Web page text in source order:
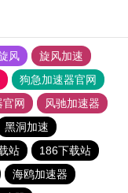
风
旋风加速
狗急加速器官网
网
风驰加速器
黑洞加速
站
186下载站
海鸥加速器